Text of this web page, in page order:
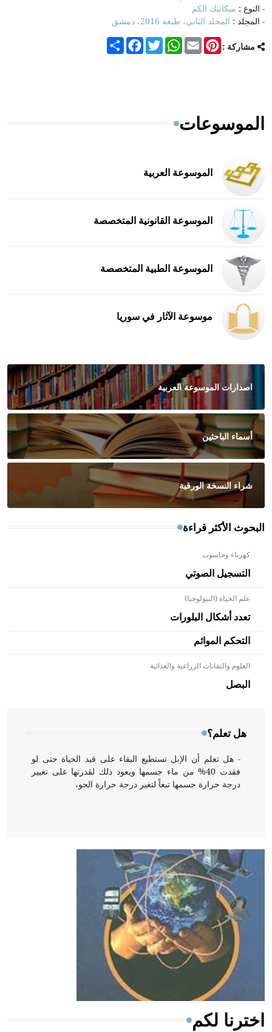
- النوع : ميكانيك الكم
- المجلد : المجلد الثاني، طبعة 2016، دمشق
مشاركة : Share
FacebookTwitter
WhatsAppEmail
Pinterest
الموسوعات
الموسوعة العربية
الموسوعة القانونية المتخصصة
الموسوعة الطبية المتخصصة
موسوعة الآثار في سوريا
اصدارات الموسوعة العربية
أسماء الباحثين
شراء النسخة الورقية
البحوث الأكثر قراءة
كهرباء وحاسوب
التسجيل الصوتي
علم الحياة (البيولوجيا)
تعدد أشكال البلورات
التحكم الموائم
العلوم والتقانات الزراعية والغذائية
البصل
هل تعلم؟
- هل تعلم أن الأبلق نوع من الفنون الهندسية التي ارتبطت
بالعمارة الإسلامية في بلاد الشام ومصر خاصة، حيث يحرص
المعمار على بناء مداميكه وخاصة في الواجهات
- هل تعلم أن الإبل تستطيع البقاء على قيد الحياة حتى لو
فقدت 40% من ماء جسمها ويعود ذلك لقدرتها على تغيير
درجة حرارة جسمها تبعاً لتغير درجة حرارة الجو،
- هل تعلم أن أبقراط كتب في الطب أربعة مؤلفات هي:
الحكم، الأدلة، تنظيم التغذية، ورسالته في جروح الرأس.
ويعود له الفضل بأنه حرر الطب من الدين والفلسفة.
- هل تعلم أن المرجان إفراز حيواني يتكون في البحر ويتركب
من مادة كربونات الكلسيوم، وهو أحمر أو شديد الحمرة وهو
أجود أنواعه، ويمتاز بكبر الحجم ويسمى الش
اخترنا لكم